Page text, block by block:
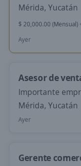
Mérida, Yucatán
$ 20,000.00 (Mensual)
Ayer
Asesor de
Importante
Mérida, Yucatán
Ayer
Gerente